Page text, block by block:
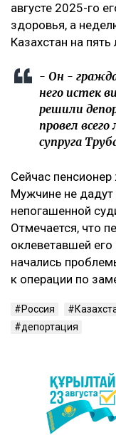
августе 2025-го
здоровья, а
Казахстан на пять
- Он -
него истек
решили
провел
супруга
Сейчас пенсионер
Мужчине не дадут
непогашенной
Отмечается, что
оклеветавшей его
начались
к операции по
Россия
депортация